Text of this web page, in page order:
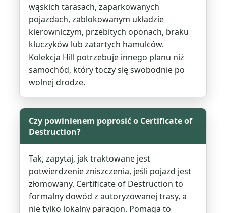
wąskich tarasach, zaparkowanych
pojazdach, zablokowanym układzie
kierowniczym, przebitych oponach, braku
kluczyków lub zatartych hamulców.
Kolekcja Hill potrzebuje innego planu niż
samochód, który toczy się swobodnie po
wolnej drodze.
Czy powinienem poprosić o Certificate of
Destruction?
Tak, zapytaj, jak traktowane jest
potwierdzenie zniszczenia, jeśli pojazd jest
złomowany. Certificate of Destruction to
formalny dowód z autoryzowanej trasy, a
nie tylko lokalny paragon. Pomaga to